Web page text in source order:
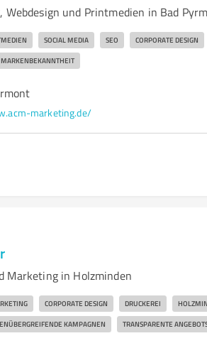
und Printmedien in Bad
SOCIAL MEDIA SEO CORPORATE DESIGN
MARKENBEKANNTHEIT
marketing.de/
Marketing in Holzminden
CORPORATE DESIGN DRUCKEREI
KAMPAGNEN TRANSPARENTE